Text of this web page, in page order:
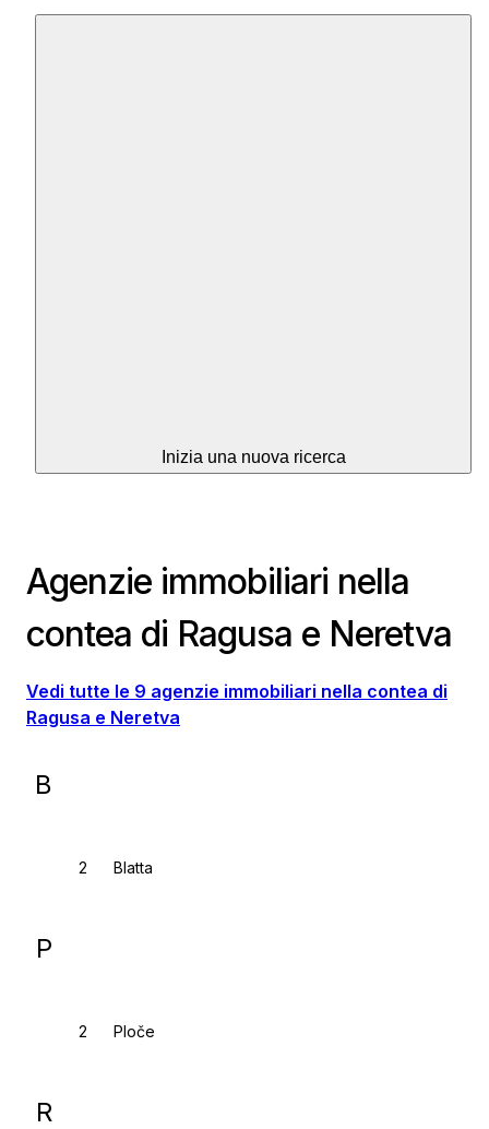
Inizia una nuova ricerca
Agenzie immobiliari nella
contea di Ragusa e Neretva
Vedi tutte le 9 agenzie immobiliari nella contea di
Ragusa e Neretva
B
Blatta
P
Ploče
R